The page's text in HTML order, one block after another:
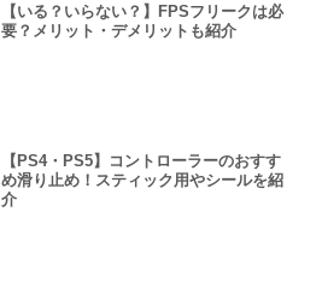
【いる？いらない？】FPSフリークは必
要？メリット・デメリットも紹介
【PS4・PS5】コントローラーのおすす
め滑り止め！スティック用やシールを紹
介